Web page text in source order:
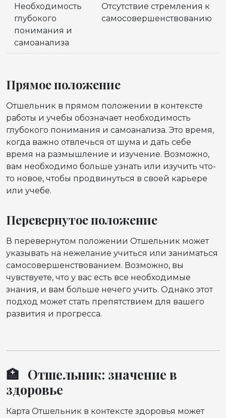
Необходимость
глубокого
понимания и
самоанализа
Отсутствие стремления к
самосовершенствованию
Прямое положение
Отшельник в прямом положении в контексте
работы и учебы обозначает необходимость
глубокого понимания и самоанализа. Это время,
когда важно отвлечься от шума и дать себе
время на размышление и изучение. Возможно,
вам необходимо больше узнать или изучить что-
то новое, чтобы продвинуться в своей карьере
или учебе.
Перевернутое положение
В перевернутом положении Отшельник может
указывать на нежелание учиться или заниматься
самосовершенствованием. Возможно, вы
чувствуете, что у вас есть все необходимые
знания, и вам больше нечего учить. Однако этот
подход может стать препятствием для вашего
развития и прогресса.
🏥 Отшельник: значение в
здоровье
Карта Отшельник в контексте здоровья может